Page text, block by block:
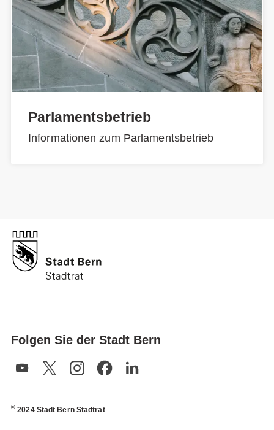
Parlamentsbetrieb
Informationen zum Parlamentsbetrieb
Folgen Sie der Stadt Bern
© 2024 Stadt Bern Stadtrat